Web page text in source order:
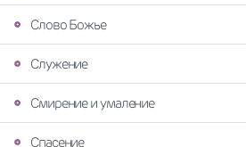
Слово Божье
Служение
Смирение и умаление
Спасение